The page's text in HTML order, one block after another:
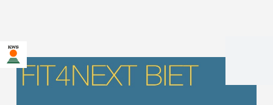
U bent op de KWS-website voor Nederland. Er bestaat een
alternatieve webpagina in uw land voor deze pagina:
Wilt u nu veranderen?